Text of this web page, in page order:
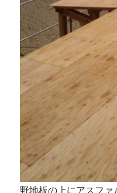
野地板の上にアスフ